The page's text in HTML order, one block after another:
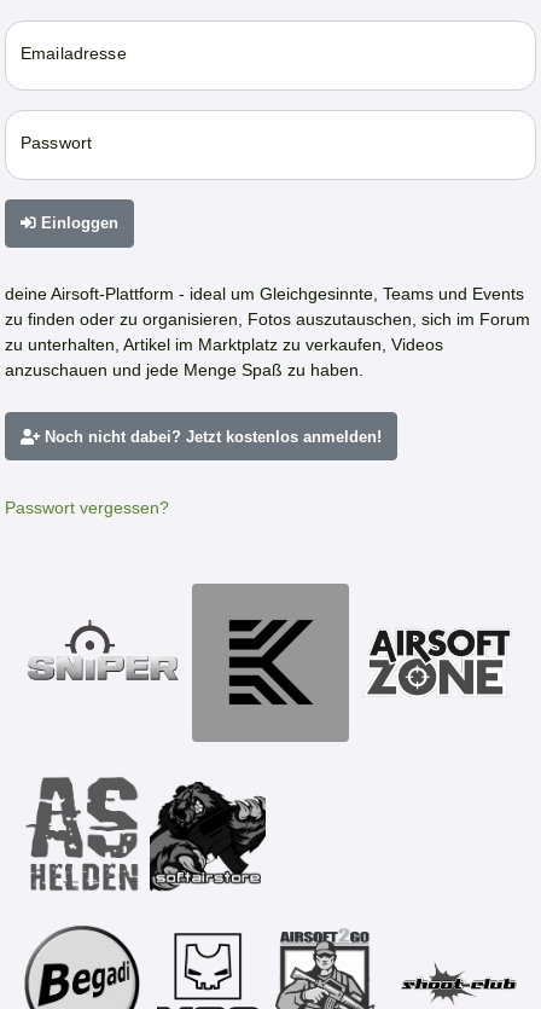
Emailadresse
Passwort
Einloggen
deine Airsoft-Plattform - ideal um Gleichgesinnte, Teams und Events
zu finden oder zu organisieren, Fotos auszutauschen, sich im Forum
zu unterhalten, Artikel im Marktplatz zu verkaufen, Videos
anzuschauen und jede Menge Spaß zu haben.
Noch nicht dabei? Jetzt kostenlos anmelden!
Passwort vergessen?